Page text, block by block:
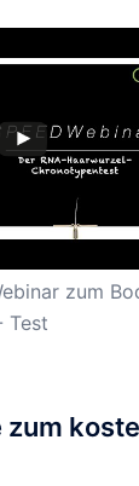
zum
Test
zum